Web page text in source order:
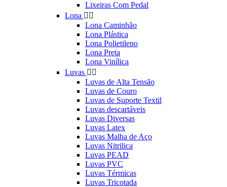
Lixeiras Com Pedal
Lona  
Lona Caminhão
Lona Plástica
Lona Polietileno
Lona Preta
Lona Vinílica
Luvas  
Luvas de Alta Tensão
Luvas de Couro
Luvas de Suporte Textil
Luvas descartáveis
Luvas Diversas
Luvas Latex
Luvas Malha de Aço
Luvas Nitrilica
Luvas PEAD
Luvas PVC
Luvas Térmicas
Luvas Tricotada